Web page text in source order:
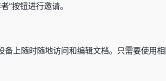
”按钮进行邀请。
上随时随地访问和编辑文档。只需要使用